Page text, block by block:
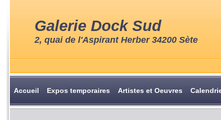
Galerie Dock Sud
2, quai de l'Aspirant Herber 34200 Sète
Accueil Expos temporaires Artistes et Oeuvres